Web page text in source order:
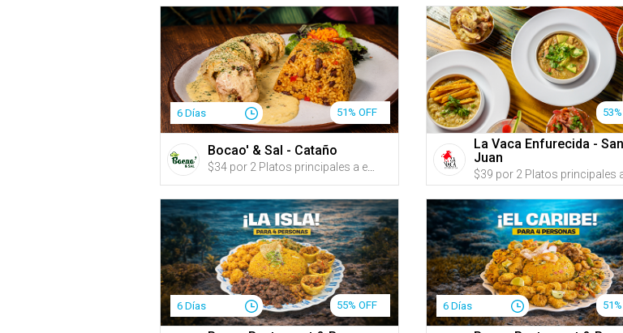
6 Días 51% OFF
Bocao' & Sal - Cataño
La Vaca Enfurecida - San
Juan
6 Días 55% OFF 6 Días